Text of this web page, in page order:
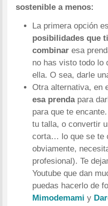
sostenible a menos:
La primera opción
posibilidades que
combinar esa
no has visto todo lo
ella. O sea, darle
Otra alternativa, en
esa prendapara
para que te
tu talla, o convertir
corta… lo que se te
obviamente,
profesional). Te
Youtube que dan
puedas hacerlo de
Mimodemami y